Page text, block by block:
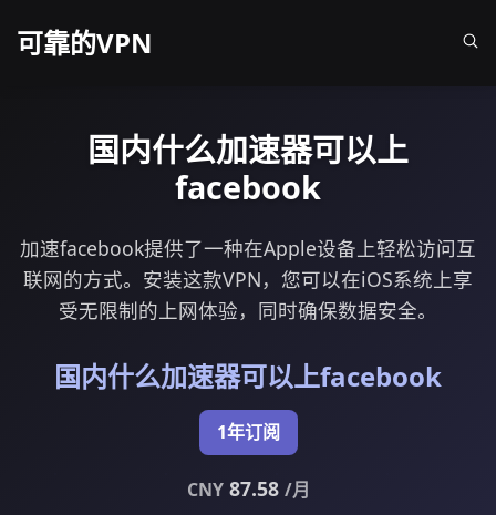
可靠的VPN
国内什么加速器可以上
facebook
加速facebook提供了一种在Apple设备上轻松访问互
联网的方式。安装这款VPN，您可以在iOS系统上享
受无限制的上网体验，同时确保数据安全。
国内什么加速器可以上facebook
1年订阅
CNY87.58 /月